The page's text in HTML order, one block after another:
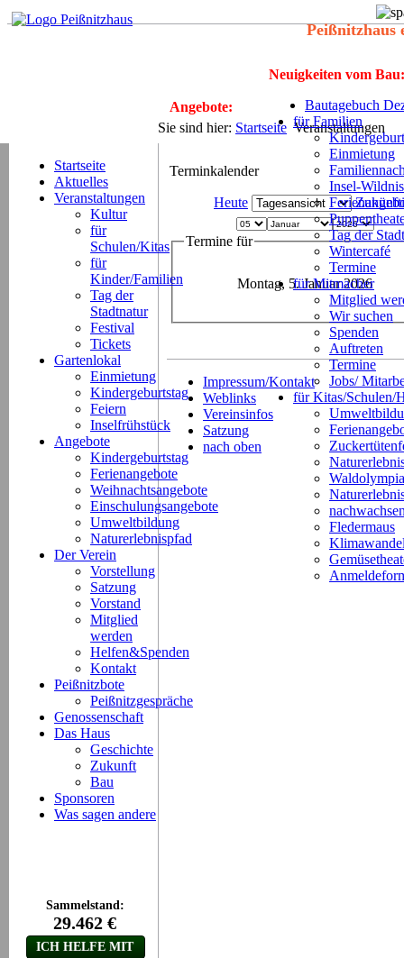
Peißnitzhaus
Neuigkeiten vom Bau:
Bautagebuch
für Familien
Einmietung
Insel-
Tag der
Wintercafé
Termine
für Mitmacher
Mitglied
Wir suchen
Spenden
Auftreten
Termine
Jobs/
für Kitas/Schulen/
Fledermaus
Angebote:
Sie sind hier: Startseite Veranstaltungen
Startseite
Aktuelles
Veranstaltungen
Kultur
für
Schulen/Kitas
für
Kinder/Familien
Tag der
Stadtnatur
Festival
Tickets
Gartenlokal
Einmietung
Kindergeburtstag
Feiern
Inselfrühstück
Angebote
Kindergeburtstag
Ferienangebote
Weihnachtsangebote
Einschulungsangebote
Umweltbildung
Naturerlebnispfad
Der Verein
Vorstellung
Satzung
Vorstand
Mitglied
werden
Helfen&Spenden
Kontakt
Peißnitzbote
Peißnitzgespräche
Genossenschaft
Das Haus
Geschichte
Zukunft
Bau
Sponsoren
Was sagen andere
Terminkalender
Heute
Termine für
Montag, 5. Januar 2026
Impressum/Kontakt
Weblinks
Vereinsinfos
Satzung
nach oben